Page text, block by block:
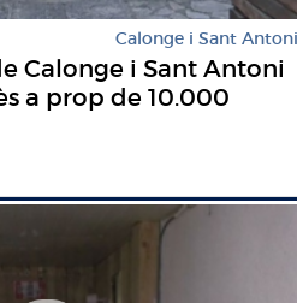
Calonge i Sant Antoni
Calonge i Sant Antoni
a prop de 10.000